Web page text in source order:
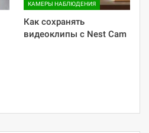
КАМЕРЫ НАБЛЮДЕНИЯ
Как сохранять
видеоклипы с Nest Cam